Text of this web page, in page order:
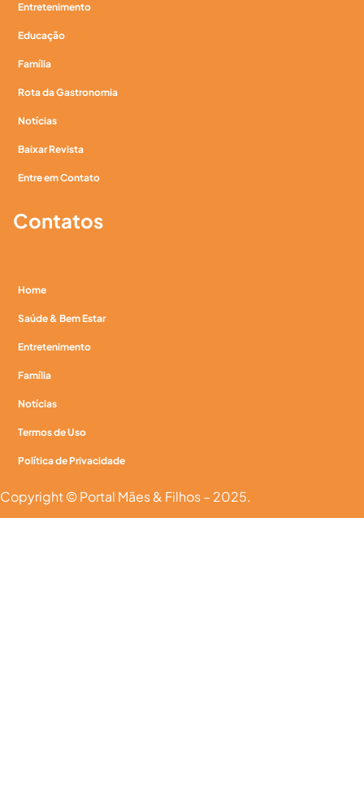
Entretenimento
Educação
Família
Rota da Gastronomia
Notícias
Baixar Revista
Entre em Contato
Contatos
Home
Saúde & Bem Estar
Entretenimento
Família
Notícias
Termos de Uso
Política de Privacidade
Copyright © Portal Mães & Filhos – 2025.